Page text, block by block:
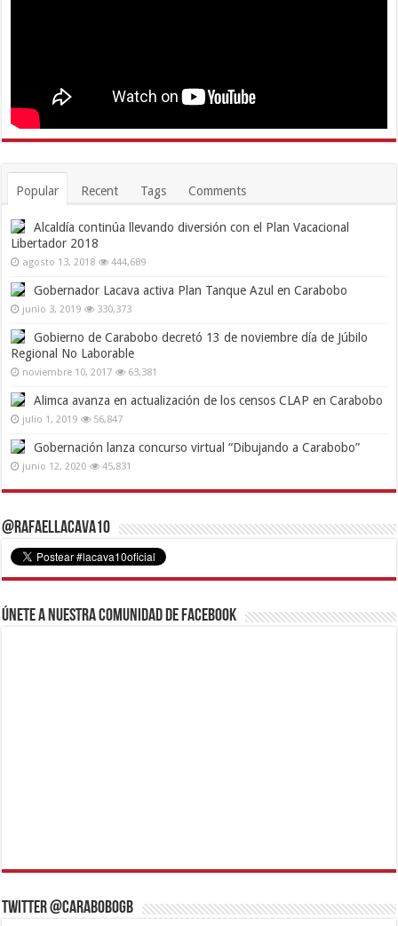
Popular Recent Tags Comments
Alcaldía continúa llevando diversión con el Plan Vacacional
Libertador 2018
agosto 13, 2018 444,689
Gobernador Lacava activa Plan Tanque Azul en Carabobo
junio 3, 2019 330,373
Gobierno de Carabobo decretó 13 de noviembre día de Júbilo
Regional No Laborable
noviembre 10, 2017 63,381
Alimca avanza en actualización de los censos CLAP en Carabobo
julio 1, 2019 56,847
Gobernación lanza concurso virtual “Dibujando a Carabobo”
junio 12, 2020 45,831
@RafaelLacava10
Únete a nuestra comunidad de Facebook
Twitter @CaraboboGB